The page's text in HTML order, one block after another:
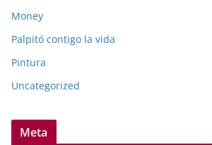
Money
Palpitó contigo la vida
Pintura
Uncategorized
Meta